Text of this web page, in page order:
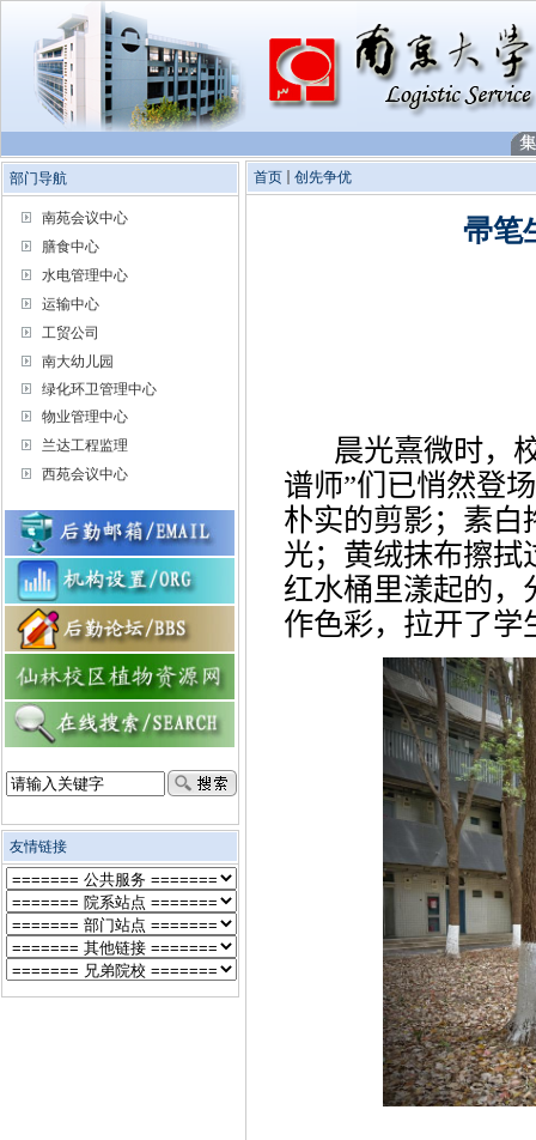
部门导航
南苑会议中心
膳食中心
水电管理中心
运输中心
工贸公司
南大幼儿园
绿化环卫管理中心
物业管理中心
兰达工程监理
西苑会议中心
友情链接
首页 创先争优
帚笔
晨光熹微时，
谱师”们已悄然登
朴实的剪影；素白
光； 黄绒抹布擦拭
红水桶里漾起的，
作色彩，拉开了学